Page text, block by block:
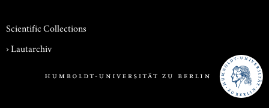
Scientific Collections
›Lautarchiv